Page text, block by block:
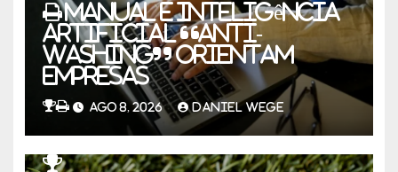
Manual e inteligência
artificial “anti-
washing” orientam
empresas
AGO 8, 2026 DANIEL WEGE